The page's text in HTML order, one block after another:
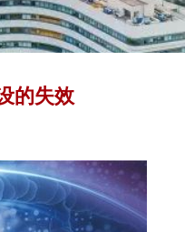
的失效